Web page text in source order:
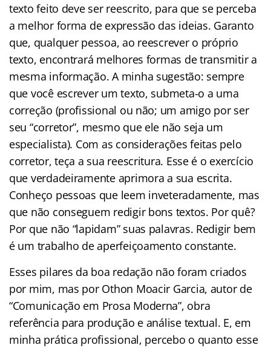
texto feito deve ser reescrito, para que se perceba
a melhor forma de expressão das ideias. Garanto
que, qualquer pessoa, ao reescrever o próprio
texto, encontrará melhores formas de transmitir a
mesma informação. A minha sugestão: sempre
que você escrever um texto, submeta-o a uma
correção (profissional ou não; um amigo por ser
seu “corretor”, mesmo que ele não seja um
especialista). Com as considerações feitas pelo
corretor, teça a sua reescritura. Esse é o exercício
que verdadeiramente aprimora a sua escrita.
Conheço pessoas que leem inveteradamente, mas
que não conseguem redigir bons textos. Por quê?
Por que não “lapidam” suas palavras. Redigir bem
é um trabalho de aperfeiçoamento constante.
Esses pilares da boa redação não foram criados
por mim, mas por Othon Moacir Garcia, autor de
“Comunicação em Prosa Moderna”, obra
referência para produção e análise textual. E, em
minha prática profissional, percebo o quanto esse